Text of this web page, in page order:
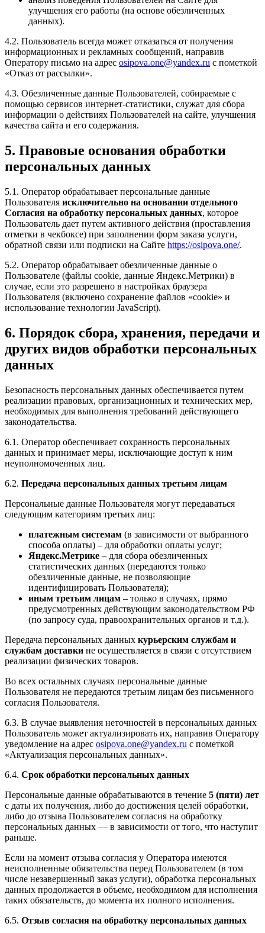
улучшения его работы (на основе обезличенных
данных).
4.2. Пользователь всегда может отказаться от получения
информационных и рекламных сообщений, направив
Оператору письмо на адрес osipova.one@yandex.ru с пометкой
«Отказ от рассылки».
4.3. Обезличенные данные Пользователей, собираемые с
помощью сервисов интернет-статистики, служат для сбора
информации о действиях Пользователей на сайте, улучшения
качества сайта и его содержания.
5. Правовые основания обработки
персональных данных
5.1. Оператор обрабатывает персональные данные
Пользователя исключительно на основании отдельного
Согласия на обработку персональных данных, которое
Пользователь дает путем активного действия (проставления
отметки в чекбоксе) при заполнении форм заказа услуги,
обратной связи или подписки на Сайте https://osipova.one/.
5.2. Оператор обрабатывает обезличенные данные о
Пользователе (файлы cookie, данные Яндекс.Метрики) в
случае, если это разрешено в настройках браузера
Пользователя (включено сохранение файлов «cookie» и
использование технологии JavaScript).
6. Порядок сбора, хранения, передачи и
других видов обработки персональных
данных
Безопасность персональных данных обеспечивается путем
реализации правовых, организационных и технических мер,
необходимых для выполнения требований действующего
законодательства.
6.1. Оператор обеспечивает сохранность персональных
данных и принимает меры, исключающие доступ к ним
неуполномоченных лиц.
6.2. Передача персональных данных третьим лицам
Персональные данные Пользователя могут передаваться
следующим категориям третьих лиц:
платежным системам (в зависимости от выбранного
способа оплаты) – для обработки оплаты услуг;
Яндекс.Метрике – для сбора обезличенных
статистических данных (передаются только
обезличенные данные, не позволяющие
идентифицировать Пользователя);
иным третьим лицам – только в случаях, прямо
предусмотренных действующим законодательством РФ
(по запросу суда, правоохранительных органов и т.д.).
Передача персональных данных курьерским службам и
службам доставки не осуществляется в связи с отсутствием
реализации физических товаров.
Во всех остальных случаях персональные данные
Пользователя не передаются третьим лицам без письменного
согласия Пользователя.
6.3. В случае выявления неточностей в персональных данных
Пользователь может актуализировать их, направив Оператору
уведомление на адрес osipova.one@yandex.ru с пометкой
«Актуализация персональных данных».
6.4. Срок обработки персональных данных
Персональные данные обрабатываются в течение 5 (пяти) лет
с даты их получения, либо до достижения целей обработки,
либо до отзыва Пользователем согласия на обработку
персональных данных — в зависимости от того, что наступит
раньше.
Если на момент отзыва согласия у Оператора имеются
неисполненные обязательства перед Пользователем (в том
числе незавершенный заказ услуги), обработка персональных
данных продолжается в объеме, необходимом для исполнения
таких обязательств, до момента их полного исполнения.
6.5. Отзыв согласия на обработку персональных данных